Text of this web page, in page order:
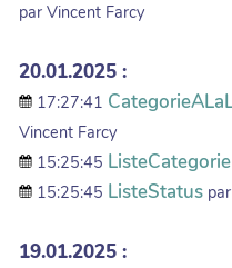
par Vincent Farcy
20.01.2025 :
17:27:41
Vincent Farcy
15:25:45 ListeCategorie
15:25:45 ListeStatus
19.01.2025 :